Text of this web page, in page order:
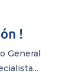
!
General